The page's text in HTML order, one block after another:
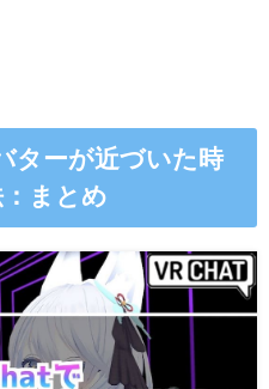
ターが近づいた時
まとめ